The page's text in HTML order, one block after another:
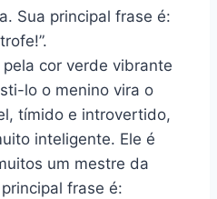
Sua principal frase é:
cor verde vibrante
lo o menino vira o
tímido e introvertido,
inteligente. Ele é
um mestre da
frase é: